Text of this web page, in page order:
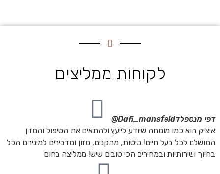
לקוחות ממליצים
דפי מנספלדDafi_mansfeld@
איציק הוא כמו מומחה שיודע לייעץ ולהתאים את הטיפול והמזון
המושלם לכל בעל חיים! מיטות, מתקנים, מזון ומדבירים למיניהם הכל
בחיוך ושירותיות ובמחירים הכי טובים שיש! ממליצה בחום